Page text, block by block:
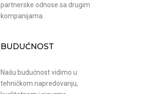
partnerske odnose sa drugim
kompanijama.
BUDUĆNOST
Našu budućnost vidimo u
tehničkom napredovanju,